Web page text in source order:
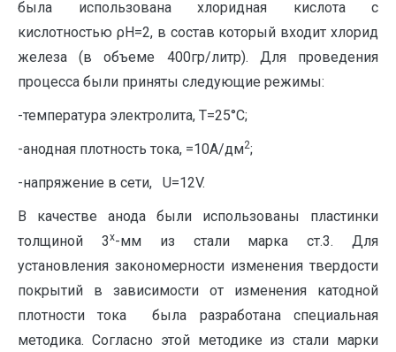
была использована хлоридная кислота с
кислотностью ρН=2, в состав который входит хлорид
железа (в объеме 400гр/литр). Для проведения
процесса были приняты следующие режимы:
-температура электролита, Т=25°С;
-анодная плотность тока, =10А/дм2;
-напряжение в сети, U=12V.
В качестве анода были использованы пластинки
толщиной 3х-мм из стали марка ст.3. Для
установления закономерности изменения твердости
покрытий в зависимости от изменения катодной
плотности тока была разработана специальная
методика. Согласно этой методике из стали марки